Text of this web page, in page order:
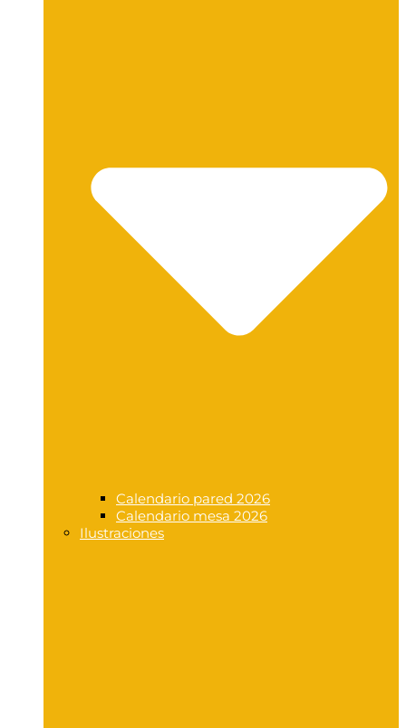
Calendario pared 2026
Calendario mesa 2026
Ilustraciones